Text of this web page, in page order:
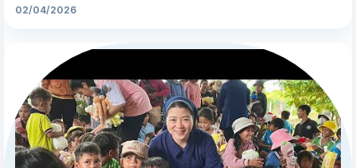
02/04/2026